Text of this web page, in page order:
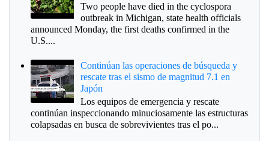
Two people have died in the cyclospora
outbreak in Michigan, state health officials
announced Monday, the first deaths confirmed in the
U.S....
Continúan las operaciones de búsqueda y
rescate tras el sismo de magnitud 7.1 en
Japón
Los equipos de emergencia y rescate
continúan inspeccionando minuciosamente las estructuras
colapsadas en busca de sobrevivientes tras el po...